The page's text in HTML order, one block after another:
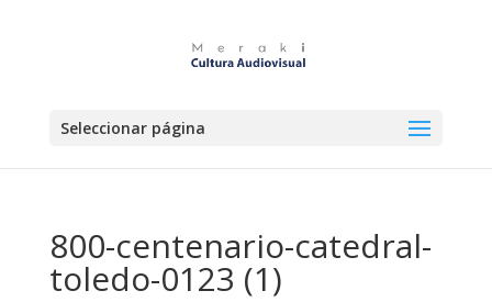
Seleccionar página
800-centenario-catedral-
toledo-0123 (1)